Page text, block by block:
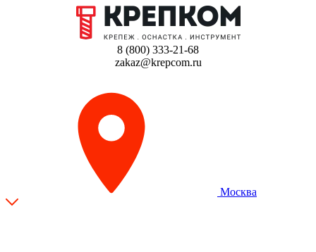
8 (800) 333-21-68
zakaz@krepcom.ru
Москва